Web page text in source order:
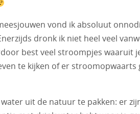
vond ik absoluut
dronk ik niet heel veel
best veel stroompjes waaruit
te kijken of er
uit de natuur te pakken: er